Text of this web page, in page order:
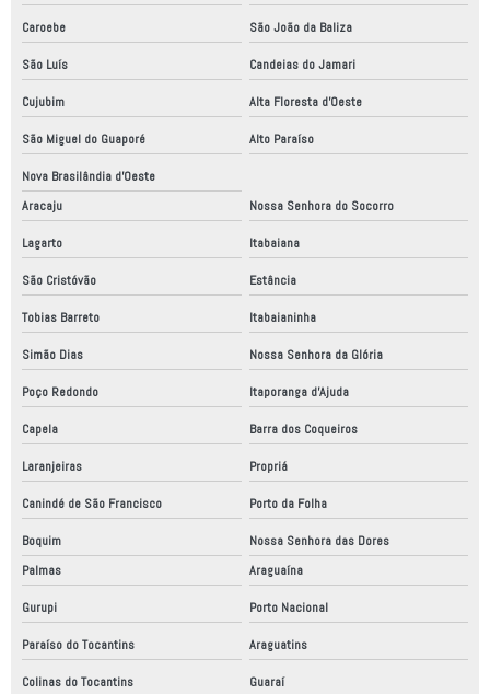
Caroebe São João da Baliza
São Luís Candeias do Jamari
Cujubim Alta Floresta d'Oeste
São Miguel do Guaporé Alto Paraíso
Nova Brasilândia d'Oeste
Aracaju
Nossa Senhora do Socorro
Lagarto Itabaiana
São Cristóvão Estância
Tobias Barreto Itabaianinha
Simão Dias Nossa Senhora da Glória
Poço Redondo Itaporanga d'Ajuda
Capela Barra dos Coqueiros
Laranjeiras Propriá
Canindé de São Francisco Porto da Folha
Boquim
Nossa Senhora das Dores
Palmas
Araguaína
Gurupi Porto Nacional
Paraíso do Tocantins Araguatins
Colinas do Tocantins Guaraí